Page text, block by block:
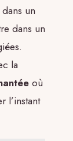
un
dans un
la
où
l’instant